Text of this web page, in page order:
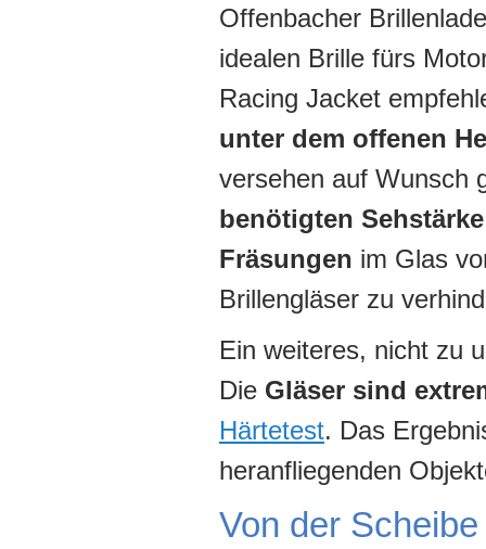
Offenbacher
idealen Brille fürs
Racing Jacket
unter dem offenen
versehen auf Wunsch
benötigten Sehstärke
Fräsungen im Glas
Brillengläser zu
Ein weiteres, nicht zu
Die Gläser sind
Härtetest. Das
heranfliegenden
Von der